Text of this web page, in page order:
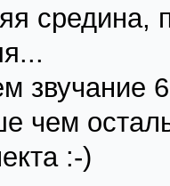
средина,
звучание
чем
:-)